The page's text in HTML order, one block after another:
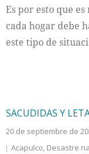
Es por esto que
cada hogar debe
este tipo de
SACUDIDAS Y
20 de septiembre de
Acapulco, Desastre